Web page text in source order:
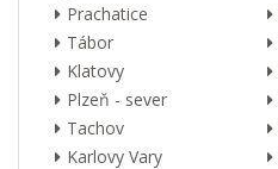
Prachatice
Tábor
Klatovy
Plzeň - sever
Tachov
Karlovy Vary